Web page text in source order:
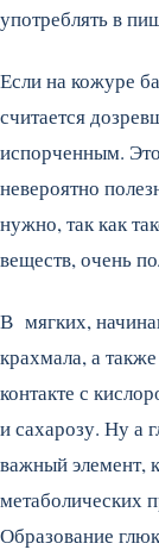
употреблять в
Если на кожуре
считается
испорченным.
невероятно
нужно, так как
веществ, очень
В мягких,
крахмала, а
контакте с
и сахарозу. Ну а
важный элемент,
метаболических
Образование